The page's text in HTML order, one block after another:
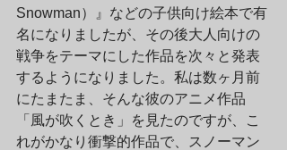
Snowman）』などの子供向け絵本で有
名になりましたが、その後大人向けの
戦争をテーマにした作品を次々と発表
するようになりました。私は数ヶ月前
にたまたま、そんな彼のアニメ作品
「風が吹くとき」を見たのですが、こ
れがかなり衝撃的作品で、スノーマン